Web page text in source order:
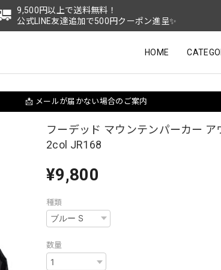
9,500円以上で送料無料！
公式LINE友達追加で500円クーポン進呈✨
HOME
📩 メールが届かない場合のご案内
フーデッド マウンテンパーカー ア
2col JR168
¥9,800
種類
数量